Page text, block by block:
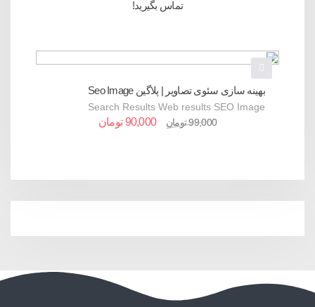
تماس بگیرید!
بهینه سازی سئوی تصاویر | پلاگین Seo Image
Optimizer
Search Results Web results SEO Image
Optimizer ‑ Auto SEO – Ecommerce Plugins
99,000 تومان 90,000 تومان